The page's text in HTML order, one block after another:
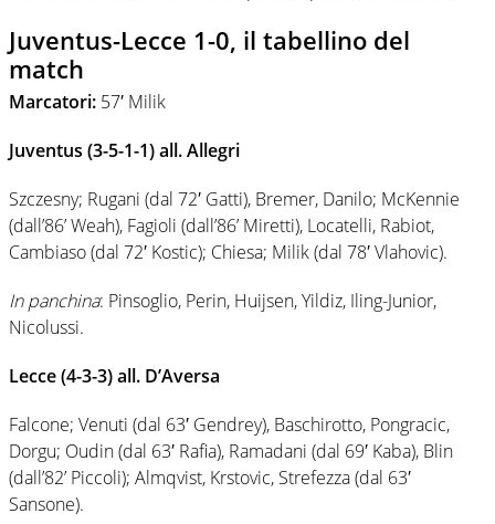
Juventus-Lecce 1-0, il tabellino del
match
Marcatori: 57′ Milik
Juventus (3-5-1-1) all. Allegri
Szczesny; Rugani (dal 72′ Gatti), Bremer, Danilo; McKennie
(dall’86’ Weah), Fagioli (dall’86’ Miretti), Locatelli, Rabiot,
Cambiaso (dal 72′ Kostic); Chiesa; Milik (dal 78′ Vlahovic).
In panchina: Pinsoglio, Perin, Huijsen, Yildiz, Iling-Junior,
Nicolussi.
Lecce (4-3-3) all. D’Aversa
Falcone; Venuti (dal 63′ Gendrey), Baschirotto, Pongracic,
Dorgu; Oudin (dal 63′ Rafia), Ramadani (dal 69′ Kaba), Blin
(dall’82’ Piccoli); Almqvist, Krstovic, Strefezza (dal 63′
Sansone).